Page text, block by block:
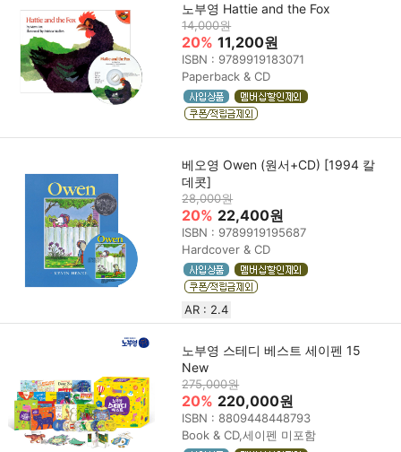
노부영 Hattie and the Fox
14,000원
20% 11,200원
ISBN : 9789919183071
Paperback & CD
베오영 Owen (원서+CD) [1994 칼
데콧]
28,000원
20% 22,400원
ISBN : 9789919195687
Hardcover & CD
AR : 2.4
노부영 스테디 베스트 세이펜 15
New
275,000원
20% 220,000원
ISBN : 8809448448793
Book & CD,세이펜 미포함